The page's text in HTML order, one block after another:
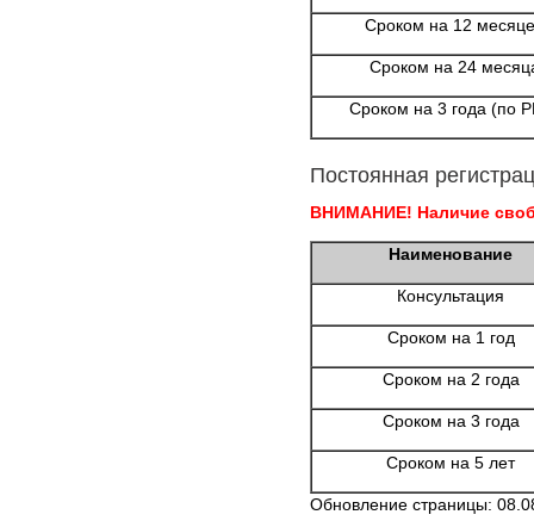
Сроком на 12
Сроком на 24
Сроком на 3 года (по
Постоянная
ВНИМАНИЕ! Наличие
Наименование
Консультация
Сроком на 1 год
Сроком на 2 года
Сроком на 3 года
Сроком на 5 лет
Обновление страницы: